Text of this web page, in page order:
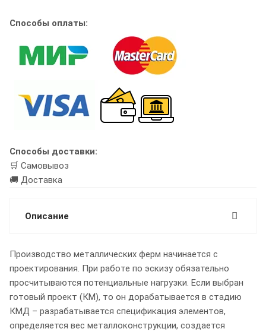
Способы оплаты:
Способы доставки:
🛒 Самовывоз
🚚 Доставка
Описание
Производство металлических ферм начинается с
проектирования. При работе по эскизу обязательно
просчитываются потенциальные нагрузки. Если выбран
готовый проект (КМ), то он дорабатывается в стадию
КМД – разрабатывается спецификация элементов,
определяется вес металлоконструкции, создается